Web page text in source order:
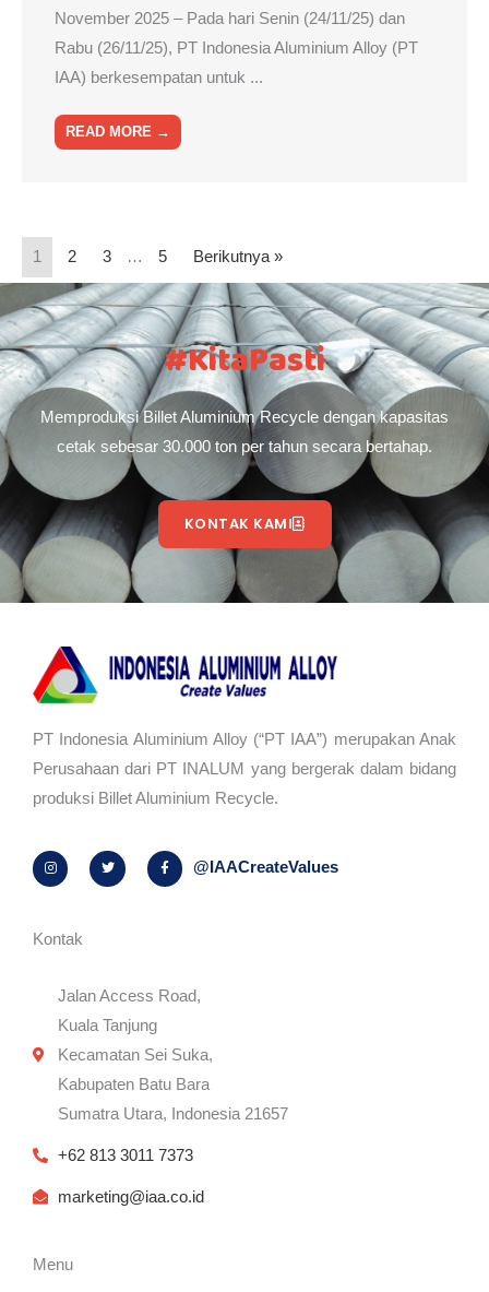
November 2025 – Pada hari Senin (24/11/25) dan
Rabu (26/11/25), PT Indonesia Aluminium Alloy (PT
IAA) berkesempatan untuk ...
READ MORE →
1 2 3 … 5 Berikutnya »
#KitaPasti
Memproduksi Billet Aluminium Recycle dengan kapasitas
cetak sebesar 30.000 ton per tahun secara bertahap.
KONTAK KAMI
PT Indonesia Aluminium Alloy (“PT IAA”) merupakan Anak
Perusahaan dari PT INALUM yang bergerak dalam bidang
produksi Billet Aluminium Recycle.
I
n
s
r
a
T
w
i
F
a
c
@IAACreateValues
Kontak
Jalan Access Road,
Kuala Tanjung
Kecamatan Sei Suka,
Kabupaten Batu Bara
Sumatra Utara, Indonesia 21657
+62 813 3011 7373
marketing@iaa.co.id
Menu